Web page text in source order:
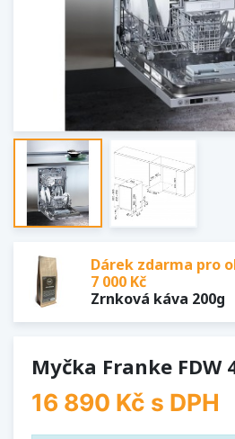
Dárek zdarma pro
7 000 Kč
Zrnková káva 200g
Myčka Franke FDW
16 890 Kč s DPH